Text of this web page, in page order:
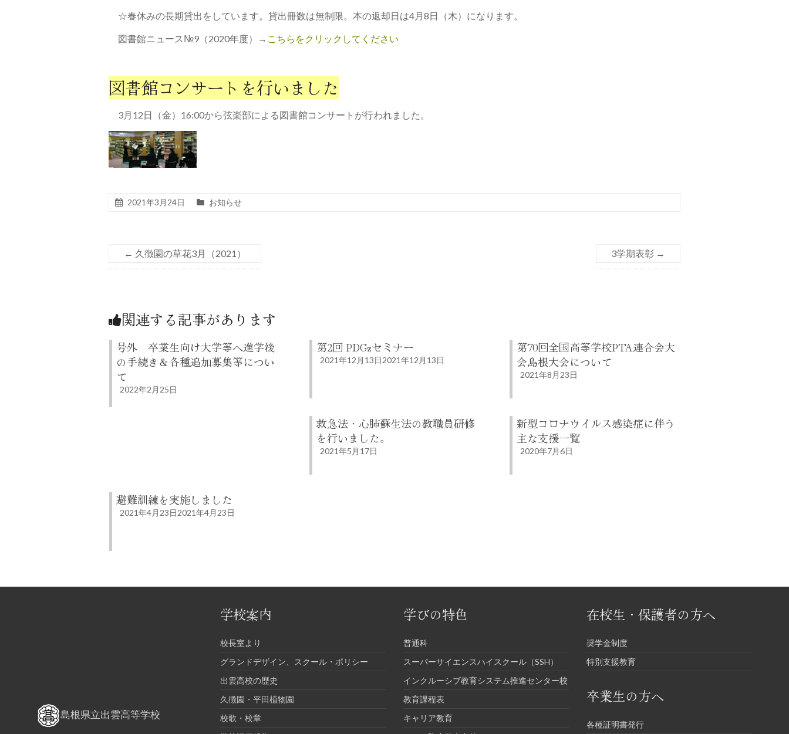
☆春休みの長期貸出をしています。貸出冊数は無制限。本の返却日は4月8日（木）になります。
図書館ニュース№9（2020年度）→ こちらをクリックしてください
図書館コンサートを行いました
3月12日（金）16:00から弦楽部による図書館コンサートが行われました。
2021年3月24日 お知らせ
← 久徴園の草花3月（2021） 3学期表彰 →
関連する記事があります
号外 卒業生向け大学等へ進学後
の手続き＆各種追加募集等につい
て
2022年2月25日
第2回 PDGzセミナー
2021年12月13日2021年12月13日
第70回全国高等学校PTA連合会大
会島根大会について
2021年8月23日
救急法・心肺蘇生法の教職員研修
を行いました。
2021年5月17日
新型コロナウイルス感染症に伴う
主な支援一覧
2020年7月6日
避難訓練を実施しました
2021年4月23日2021年4月23日
島根県立出雲高等学校
学校案内
校長室より
グランドデザイン、スクール・ポリシー
出雲高校の歴史
久徴園・平田植物園
校歌・校章
学びの特色
普通科
スーパーサイエンスハイスクール（SSH）
インクルーシブ教育システム推進センター校
教育課程表
キャリア教育
在校生・保護者の方へ
奨学金制度
特別支援教育
卒業生の方へ
各種証明書発行